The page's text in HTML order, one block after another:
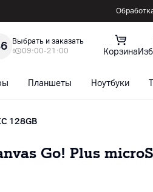
Выбрать и заказать
09:00-21:00
Корзина
Планшеты Ноутбуки
128GB
Go! Plus